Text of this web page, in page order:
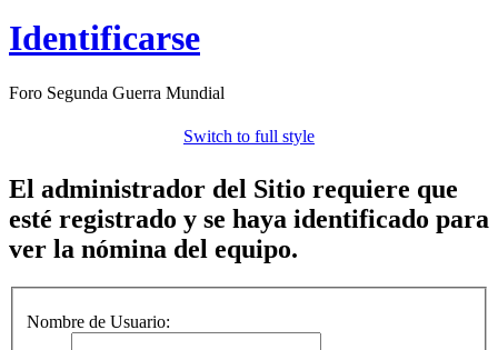
Identificarse
Foro Segunda Guerra Mundial
Switch to full style
El administrador del Sitio requiere que
esté registrado y se haya identificado para
ver la nómina del equipo.
Nombre de Usuario: